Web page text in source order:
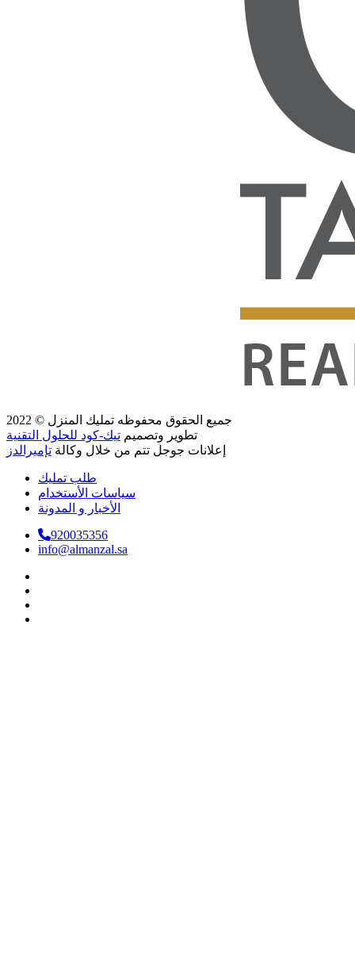
جميع الحقوق محفوظه تمليك المنزل © 2022
تطوير وتصميم تيك-كود للحلول التقنية
إعلانات جوجل تتم من خلال وكالة تإميرالدز
طلب تمليك
سياسات الأستخدام
الأخبار و المدونة
920035356
info@almanzal.sa